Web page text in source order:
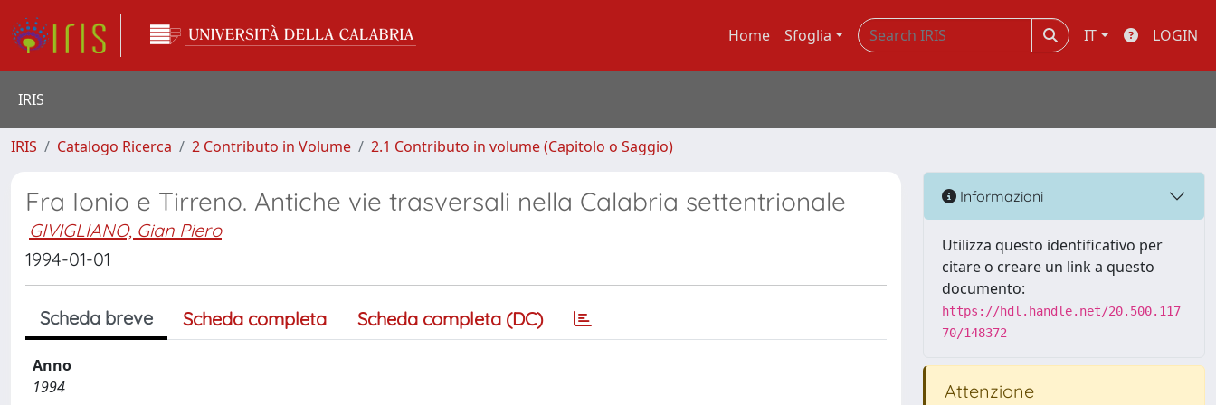
Home Sfoglia IT LOGIN
IRIS
IRIS Catalogo Ricerca 2 Contributo in Volume 2.1 Contributo in volume (Capitolo o Saggio)
Fra Ionio e Tirreno. Antiche vie trasversali nella Calabria settentrionale
GIVIGLIANO, Gian Piero
1994-01-01
Scheda breve Scheda completa Scheda completa (DC)
Anno
1994
Informazioni
Utilizza questo identificativo per
citare o creare un link a questo
documento:
https://hdl.handle.net/20.500.117
70/148372
Attenzione